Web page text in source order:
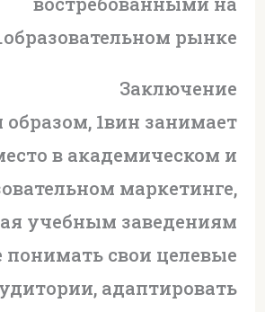
образовательном рынке.
Заключение
1вин занимает
в академическом и
маркетинге,
учебным заведениям
свои целевые
адаптировать